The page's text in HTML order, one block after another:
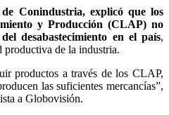
Conindustria, explicó que los
y Producción (CLAP) no
desabastecimiento en el país,
productiva de la industria.
productos a través de los CLAP,
las suficientes mercancías”,
a Globovisión.